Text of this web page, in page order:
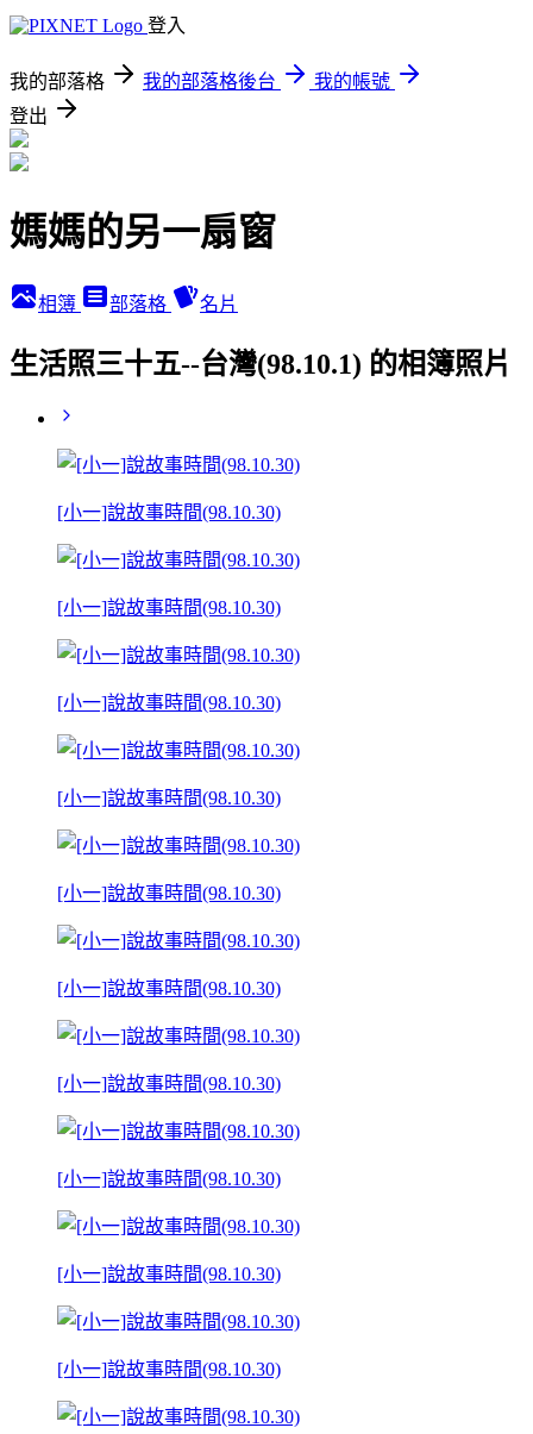
登入
我的部落格 我的部落格後台
我的帳號
登出
媽媽的另一扇窗
相簿 部落格 名片
生活照三十五--台灣(98.10.1) 的相簿照片
[小一]說故事時間(98.10.30)
[小一]說故事時間(98.10.30)
[小一]說故事時間(98.10.30)
[小一]說故事時間(98.10.30)
[小一]說故事時間(98.10.30)
[小一]說故事時間(98.10.30)
[小一]說故事時間(98.10.30)
[小一]說故事時間(98.10.30)
[小一]說故事時間(98.10.30)
[小一]說故事時間(98.10.30)